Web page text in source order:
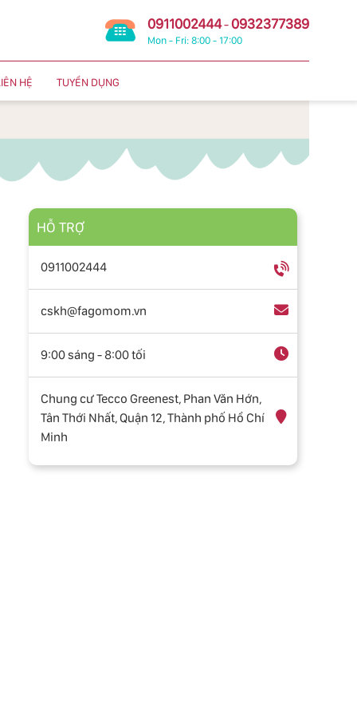
0911002444-0932377389
Mon - Fri: 8:00 - 17:00
HỆ TUYỂN DỤNG
HỖ TRỢ
0911002444
cskh@fagomom.vn
9:00 sáng - 8:00 tối
Chung cư Tecco Greenest, Phan Văn Hớn,
Tân Thới Nhất, Quận 12, Thành phố Hồ Chí
Minh